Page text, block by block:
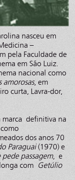
nasceu em
–
pela Faculdade de
em São Luiz.
nacional como
amorosas, em
curta, Lavra-dor,
marca definitiva na
dos anos 70
Paraguai(1970) e
passagem, e
com Getúlio